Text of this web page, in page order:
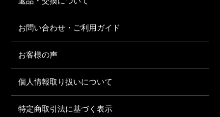
お問い合わせ・ご利用ガイド
お客様の声
個人情報取り扱いについて
特定商取引法に基づく表示